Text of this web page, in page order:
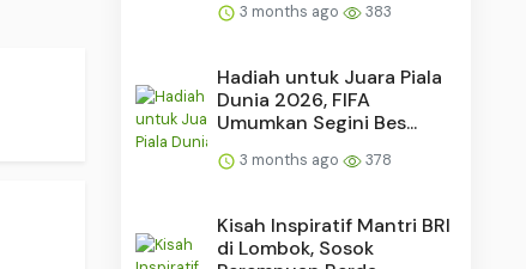
3 months ago 383
Hadiah untuk Juara Piala
Dunia 2026, FIFA
Umumkan Segini Bes...
3 months ago 378
Kisah Inspiratif Mantri BRI
di Lombok, Sosok